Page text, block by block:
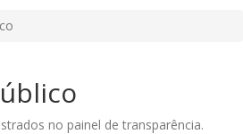
no painel de transparência.